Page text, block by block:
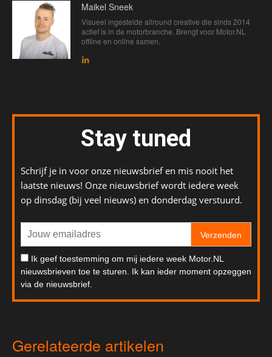
Maikel Sneek
Visueel ingestelde allround creative die sinds 2014
actief is in de motorbranche. Brengt voor Motor.NL
offline en online samen.
Stay tuned
Schrijf je in voor onze nieuwsbrief en mis nooit het
laatste nieuws! Onze nieuwsbrief wordt iedere week
op dinsdag (bij veel nieuws) en donderdag verstuurd.
Verzenden
Ik geef toestemming om mij iedere week Motor.NL
nieuwsbrieven toe te sturen. Ik kan ieder moment opzeggen
via de nieuwsbrief.
Gerelateerde artikelen